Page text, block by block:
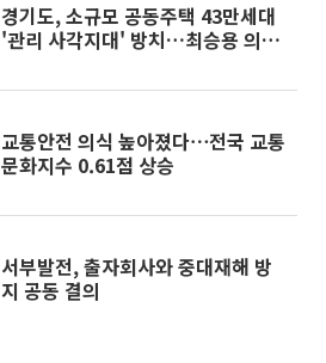
경기도, 소규모 공동주택 43만세대
'관리 사각지대' 방치…최승용 의원
교통안전 의식 높아졌다⋯전국 교통
문화지수 0.61점 상승
서부발전, 출자회사와 중대재해 방
지 공동 결의